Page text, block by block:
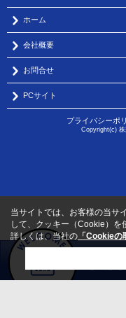
ホーム
会社概要
お問合せ
PCサイト
プライバシーポ
Copyright(c)
当サイトでは、お客様の当サ
して、クッキー（Cookie）を
詳しくは、当社の 「Cookieの